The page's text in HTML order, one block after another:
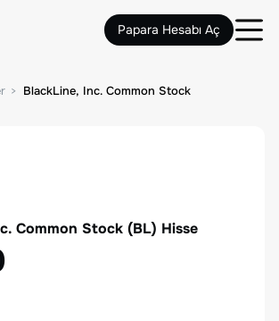
Papara Hesabı Aç
BlackLine, Inc. Common Stock
Common Stock (BL) Hisse